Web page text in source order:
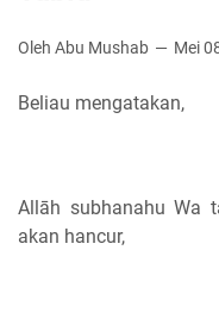
Oleh Abu Mushab Mei
Beliau mengatakan,
Allāh subhanahu Wa
akan hancur,